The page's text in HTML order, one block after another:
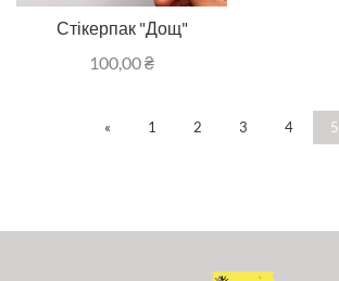
Стікерпак "Дощ"
100,00₴
« 1 2 3 4 5